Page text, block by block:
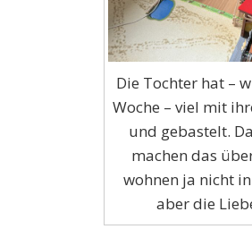
Die Tochter hat –
Woche – viel mit
und gebastelt.
machen das
wohnen ja nicht
aber die